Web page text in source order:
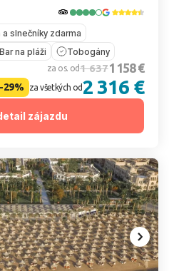
a slnečníky zdarma
Bar na pláži Tobogány
za os. od1 6371 158 €
-29% za všetkých od2 316 €
zájazdu